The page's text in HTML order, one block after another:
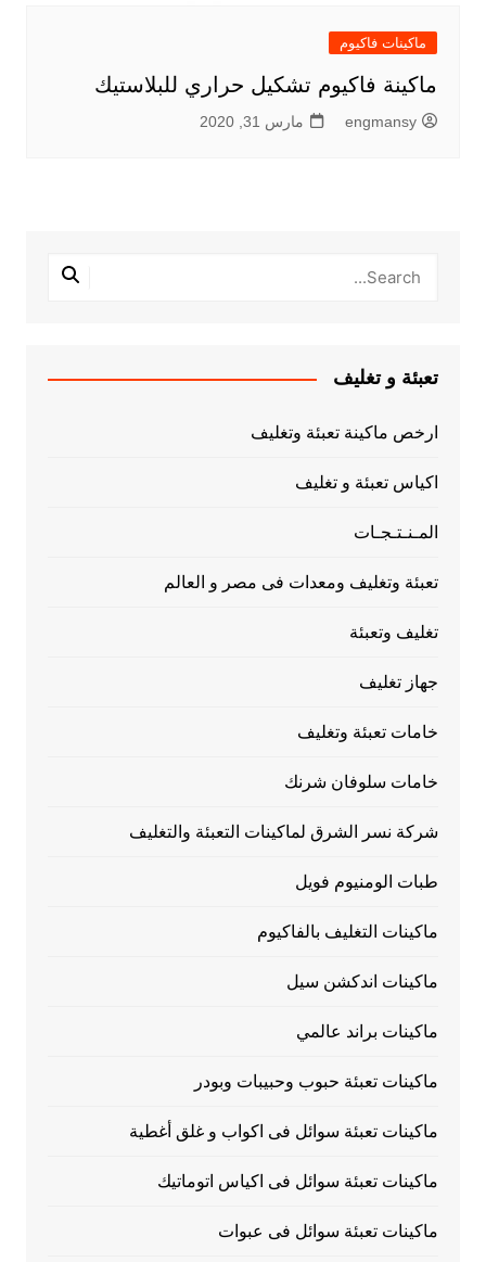
ماكينات فاكيوم
ماكينة فاكيوم تشكيل حراري للبلاستيك
engmansy مارس 31, 2020
تعبئة و تغليف
ارخص ماكينة تعبئة وتغليف
اكياس تعبئة و تغليف
المـنـتـجـات
تعبئة وتغليف ومعدات فى مصر و العالم
تغليف وتعبئة
جهاز تغليف
خامات تعبئة وتغليف
خامات سلوفان شرنك
شركة نسر الشرق لماكينات التعبئة والتغليف
طبات الومنيوم فويل
ماكينات التغليف بالفاكيوم
ماكينات اندكشن سيل
ماكينات براند عالمي
ماكينات تعبئة حبوب وحبيبات وبودر
ماكينات تعبئة سوائل فى اكواب و غلق أغطية
ماكينات تعبئة سوائل فى اكياس اتوماتيك
ماكينات تعبئة سوائل فى عبوات